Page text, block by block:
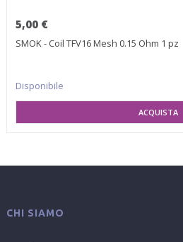
5,00 €
SMOK - Coil TFV16 Mesh 0.15 Ohm 1 pz
Disponibile
CHI SIAMO